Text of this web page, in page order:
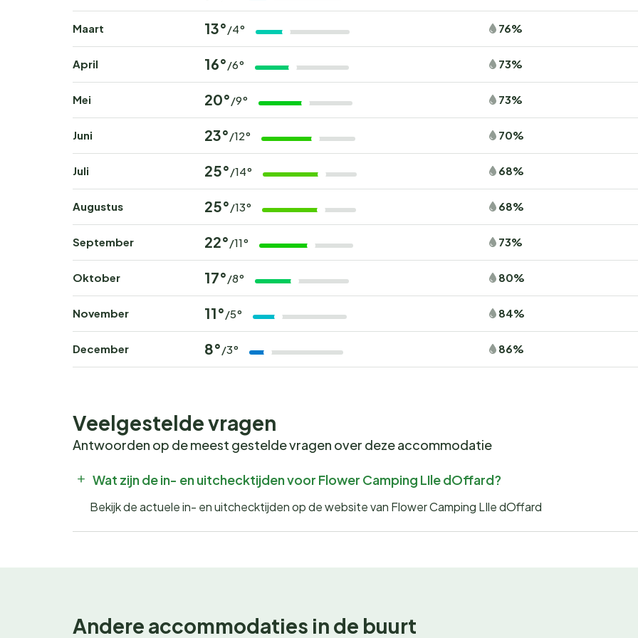
Maart 13° /4° 76%
April 16° /6° 73%
Mei 20° /9° 73%
Juni 23° /12° 70%
Juli 25° /14° 68%
Augustus 25° /13° 68%
September 22° /11° 73%
Oktober 17° /8° 80%
November 11° /5° 84%
December 8° /3° 86%
Veelgestelde vragen
Antwoorden op de meest gestelde vragen over deze accommodatie
Wat zijn de in- en uitchecktijden voor Flower Camping LIle dOffard?
Bekijk de actuele in- en uitchecktijden op de website van Flower Camping LIle dOffard
Andere accommodaties in de buurt